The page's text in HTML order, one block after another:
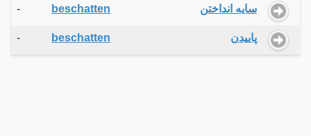
- beschatten سایه انداختن
- beschatten پاییدن